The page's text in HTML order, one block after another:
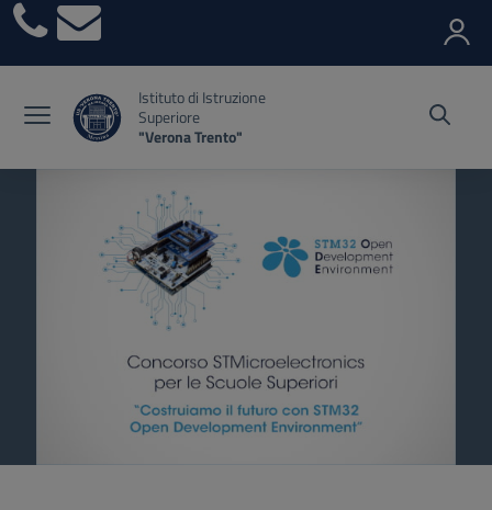
Vai ai contenuti
Vai al menu di navigazione
Vai al footer
Istituto di Istruzione
Superiore
"Verona Trento"